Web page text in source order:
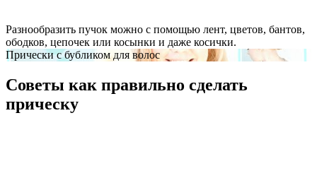
Разнообразить пучок можно с помощью лент, цветов, бантов,
ободков, цепочек или косынки и даже косички.
Прически с бубликом для волос
Советы как правильно сделать
прическу